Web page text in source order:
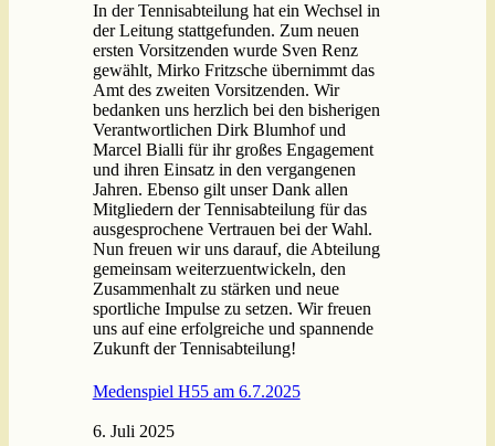
In der Tennisabteilung hat ein Wechsel in
der Leitung stattgefunden. Zum neuen
ersten Vorsitzenden wurde Sven Renz
gewählt, Mirko Fritzsche übernimmt das
Amt des zweiten Vorsitzenden. Wir
bedanken uns herzlich bei den bisherigen
Verantwortlichen Dirk Blumhof und
Marcel Bialli für ihr großes Engagement
und ihren Einsatz in den vergangenen
Jahren. Ebenso gilt unser Dank allen
Mitgliedern der Tennisabteilung für das
ausgesprochene Vertrauen bei der Wahl.
Nun freuen wir uns darauf, die Abteilung
gemeinsam weiterzuentwickeln, den
Zusammenhalt zu stärken und neue
sportliche Impulse zu setzen. Wir freuen
uns auf eine erfolgreiche und spannende
Zukunft der Tennisabteilung!
Medenspiel H55 am 6.7.2025
6. Juli 2025